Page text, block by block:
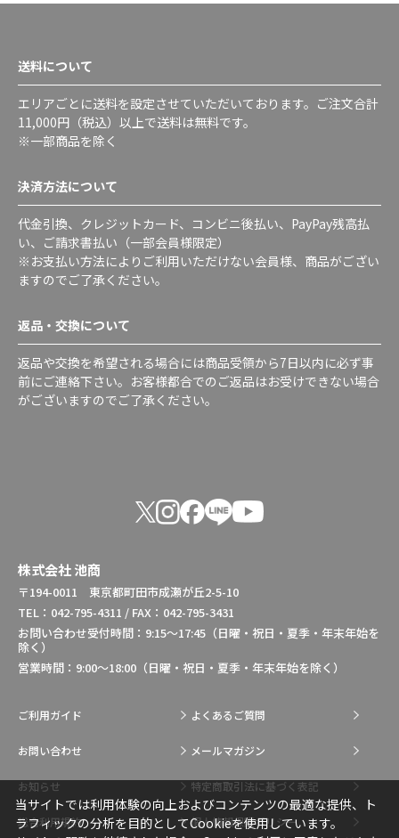
送料について
エリアごとに送料を設定させていただいております。ご注文合計
11,000円（税込）以上で送料は無料です。
※一部商品を除く
決済方法について
代金引換、クレジットカード、コンビニ後払い、PayPay残高払
い、ご請求書払い（一部会員様限定）
※お支払い方法によりご利用いただけない会員様、商品がござい
ますのでご了承ください。
返品・交換について
返品や交換を希望される場合には商品受領から7日以内に必ず事
前にご連絡下さい。お客様都合でのご返品はお受けできない場合
がございますのでご了承ください。
株式会社 池商
〒194-0011 東京都町田市成瀬が丘2-5-10
TEL：042-795-4311 / FAX：042-795-3431
お問い合わせ受付時間：9:15～17:45（日曜・祝日・夏季・年末年始を
除く）
営業時間：9:00～18:00（日曜・祝日・夏季・年末年始を除く）
ご利用ガイド よくあるご質問
お問い合わせ メールマガジン
お知らせ 特定商取引法に基づく表記
総合利用規約 個人情報保護ポリシー
当サイトでは利用体験の向上およびコンテンツの最適な提供、ト
ラフィックの分析を目的としてCookieを使用しています。